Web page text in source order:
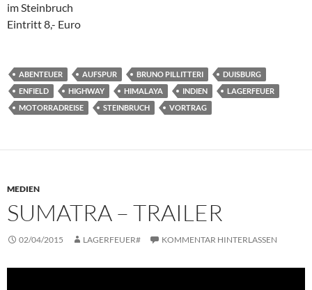
im Steinbruch
Eintritt 8,- Euro
ABENTEUER AUFSPUR BRUNO PILLITTERI
DUISBURG
ENFIELD
HIGHWAY HIMALAYA INDIEN
LAGERFEUER
MOTORRADREISE
STEINBRUCH VORTRAG
MEDIEN
SUMATRA – TRAILER
02/04/2015 LAGERFEUER# KOMMENTAR HINTERLASSEN